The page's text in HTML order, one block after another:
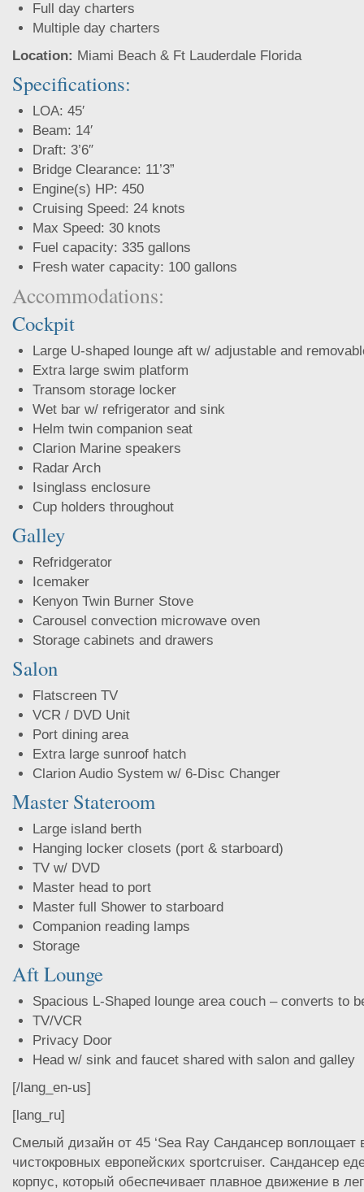
Full day charters
Multiple day charters
Location: Miami Beach & Ft Lauderdale Florida
Specifications:
LOA: 45′
Beam: 14′
Draft: 3’6″
Bridge Clearance: 11’3”
Engine(s) HP: 450
Cruising Speed: 24 knots
Max Speed: 30 knots
Fuel capacity: 335 gallons
Fresh water capacity: 100 gallons
Accommodations:
Cockpit
Large U-shaped lounge aft w/ adjustable and
Extra large swim platform
Transom storage locker
Wet bar w/ refrigerator and sink
Helm twin companion seat
Clarion Marine speakers
Radar Arch
Isinglass enclosure
Cup holders throughout
Galley
Refridgerator
Icemaker
Kenyon Twin Burner Stove
Carousel convection microwave oven
Storage cabinets and drawers
Salon
Flatscreen TV
VCR / DVD Unit
Port dining area
Extra large sunroof hatch
Clarion Audio System w/ 6-Disc Changer
Master Stateroom
Large island berth
Hanging locker closets (port & starboard)
TV w/ DVD
Master head to port
Master full Shower to starboard
Companion reading lamps
Storage
Aft Lounge
Spacious L-Shaped lounge area couch – converts to
TV/VCR
Privacy Door
Head w/ sink and faucet shared with salon and galley
[/lang_en-us]
[lang_ru]
Смелый дизайн от 45 ‘Sea Ray Сандансер
чистокровных европейских sportcruiser. Сандансер
корпус, который обеспечивает плавное движение в